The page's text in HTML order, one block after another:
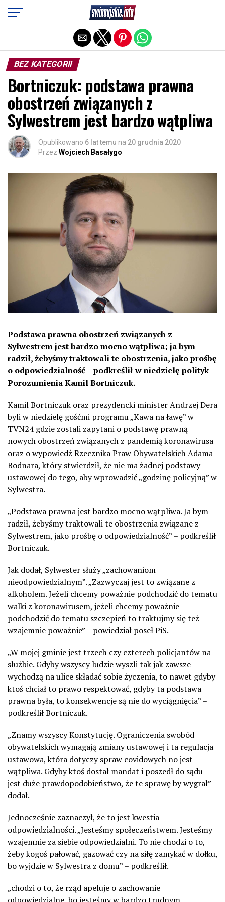
BEZ KATEGORII
Bortniczuk: podstawa prawna
obostrzeń związanych z
Sylwestrem jest bardzo wątpliwa
Opublikowano 6 lat temu na 20 grudnia 2020
Przez Wojciech Basałygo
Podstawa prawna obostrzeń związanych z
Sylwestrem jest bardzo mocno wątpliwa; ja bym
radził, żebyśmy traktowali te obostrzenia, jako prośbę
o odpowiedzialność – podkreślił w niedzielę polityk
Porozumienia Kamil Bortniczuk.
Kamil Bortniczuk oraz prezydencki minister Andrzej Dera
byli w niedzielę gośćmi programu „Kawa na ławę” w
TVN24 gdzie zostali zapytani o podstawę prawną
nowych obostrzeń związanych z pandemią koronawirusa
oraz o wypowiedź Rzecznika Praw Obywatelskich Adama
Bodnara, który stwierdził, że nie ma żadnej podstawy
ustawowej do tego, aby wprowadzić „godzinę policyjną” w
Sylwestra.
„Podstawa prawna jest bardzo mocno wątpliwa. Ja bym
radził, żebyśmy traktowali te obostrzenia związane z
Sylwestrem, jako prośbę o odpowiedzialność” – podkreślił
Bortniczuk.
Jak dodał, Sylwester służy „zachowaniom
nieodpowiedzialnym”. „Zazwyczaj jest to związane z
alkoholem. Jeżeli chcemy poważnie podchodzić do tematu
walki z koronawirusem, jeżeli chcemy poważnie
podchodzić do tematu szczepień to traktujmy się też
wzajemnie poważnie” – powiedział poseł PiS.
„W mojej gminie jest trzech czy czterech policjantów na
służbie. Gdyby wszyscy ludzie wyszli tak jak zawsze
wychodzą na ulice składać sobie życzenia, to nawet gdyby
ktoś chciał to prawo respektować, gdyby ta podstawa
prawna była, to konsekwencje są nie do wyciągnięcia” –
podkreślił Bortniczuk.
„Znamy wszyscy Konstytucję. Ograniczenia swobód
obywatelskich wymagają zmiany ustawowej i ta regulacja
ustawowa, która dotyczy spraw covidowych no jest
wątpliwa. Gdyby ktoś dostał mandat i poszedł do sądu
jest duże prawdopodobieństwo, że te sprawę by wygrał” –
dodał.
Jednocześnie zaznaczył, że to jest kwestia
odpowiedzialności. „Jesteśmy społeczeństwem. Jesteśmy
wzajemnie za siebie odpowiedzialni. To nie chodzi o to,
żeby kogoś pałować, gazować czy na siłę zamykać w dołku,
bo wyjdzie w Sylwestra z domu” – podkreślił.
„chodzi o to, że rząd apeluje o zachowanie
Exit mobile version